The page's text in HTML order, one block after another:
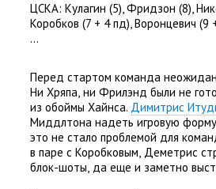
ЦСКА: Кулагин (5), Фридзон (8),
Коробков (7 + 4 пд), Воронцевич (9
…
Перед стартом команда
Ни Хряпа, ни Фрилэнд были не
из обоймы Хайнса. Димитрис
Миддлтона надеть игровую
это не стало проблемой для
в паре с Коробковым, Деметрис
блок-шоты, да еще и заметно